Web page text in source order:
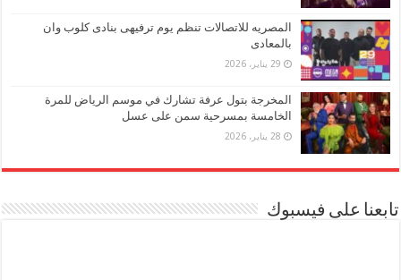
المصريه للاتصالات تنظم يوم ترفيهى بنادى كلوب وان
بالمعادى
29 يناير، 2026
المخرجة بتول عرفة تشارك في موسم الرياض للمرة
الخامسة بمسرحية سمن على عسل
28 يناير، 2026
تابعنا على فيسبوك